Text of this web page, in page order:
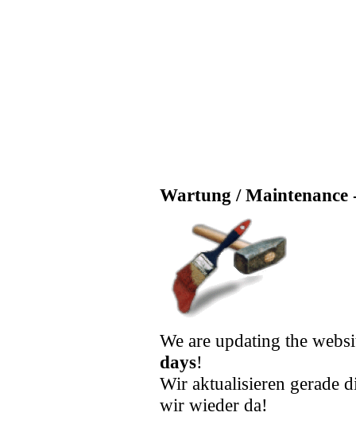
Wartung / Maintenance
We are updating the
days!
Wir aktualisieren gerade
wir wieder da!